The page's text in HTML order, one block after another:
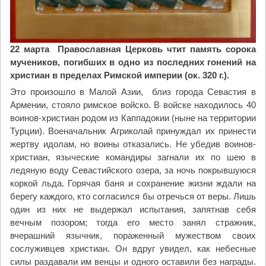
22 марта Православная Церковь чтит память сорока
мучеников, погибших в одно из последних гонений на
христиан в пределах Римской империи (ок. 320 г.).
Это произошло в Малой Азии, близ города Севастия в
Армении, стояло римское войско. В войске находилось 40
воинов-христиан родом из Каппадокии (ныне на территории
Турции). Военачальник Агриколай принуждал их принести
жертву идолам, но воины отказались. Не убедив воинов-
христиан, языческие командиры загнали их по шею в
ледяную воду Севастийского озера, за ночь покрывшуюся
коркой льда. Горячая баня и сохранение жизни ждали на
берегу каждого, кто согласился бы отречься от веры. Лишь
один из них не выдержал испытания, запятнав себя
вечным позором; тогда его место занял стражник,
вчерашний язычник, пораженный мужеством своих
сослуживцев христиан. Он вдруг увидел, как небесные
силы раздавали им венцы и одного оставили без награды.